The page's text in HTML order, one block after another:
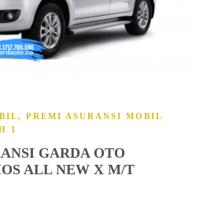
, PREMI ASURANSI MOBIL
1
GARDA OTO
ALL NEW X M/T